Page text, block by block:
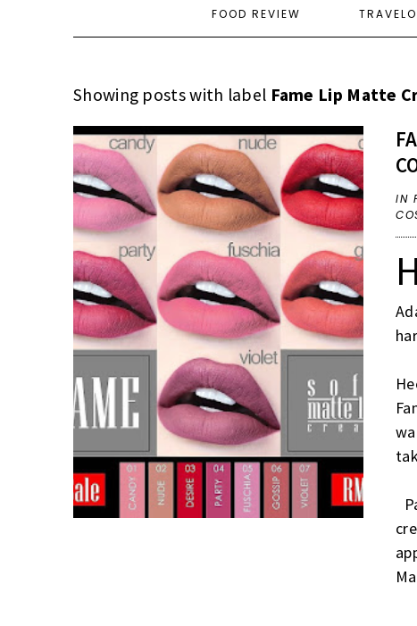
FOOD REVIEW
Showing posts with label Fame Lip Matte
IN
H